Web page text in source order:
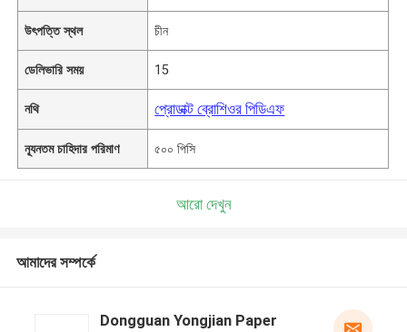
উৎপত্তি স্থল চীন
ডেলিভারি সময় 15
নথি প্রোডাক্ট ব্রোশিওর পিডিএফ
ন্যূনতম চাহিদার পরিমাণ ৫০০ পিসি
আরো দেখুন
আমাদের সম্পর্কে
Dongguan Yongjian Paper